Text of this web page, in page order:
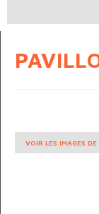
VOIR LES IMAGES